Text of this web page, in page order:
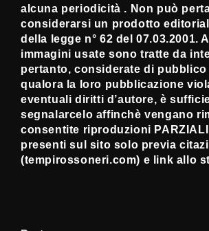
alcuna periodicità . Non può
considerarsi un prodotto
della legge n° 62 del 07.03.2001.
immagini usate sono tratte da
pertanto, considerate di
qualora la loro pubblicazione
eventuali diritti d’autore, è
segnalarcelo affinchè vengano
consentite riproduzioni
presenti sul sito solo previa
(tempirossoneri.com) e link allo